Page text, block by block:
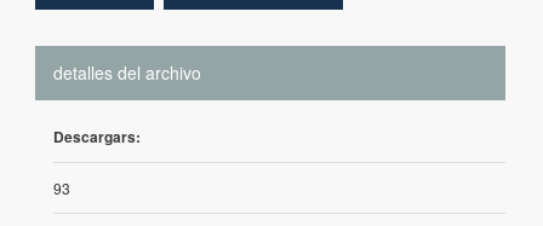
detalles del archivo
Descargars:
93